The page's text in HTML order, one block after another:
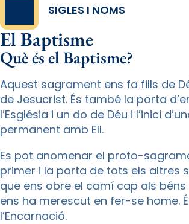
SIGLES I NOMS
El Baptisme
Què és el Baptisme?
Aquest sagrament ens fa fills de
de Jesucrist. És també la porta
l’Església i un do de Déu i l’inici
permanent amb Ell.
Es pot anomenar el proto-
primer i la porta de tots els altres
que ens obre el camí cap als
ens ha merescut en fer-se home.
l’Encarnació.